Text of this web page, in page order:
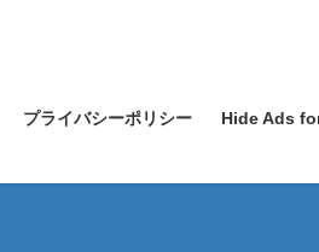
プライバシーポリシー Hide Ads